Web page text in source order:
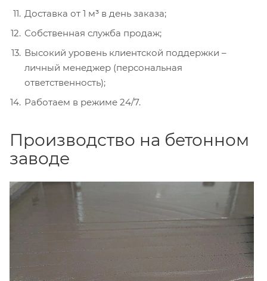
Доставка от 1 м³ в день заказа;
Собственная служба продаж;
Высокий уровень клиентской поддержки –
личный менеджер (персональная
ответственность);
Работаем в режиме 24/7.
Производство на бетонном
заводе